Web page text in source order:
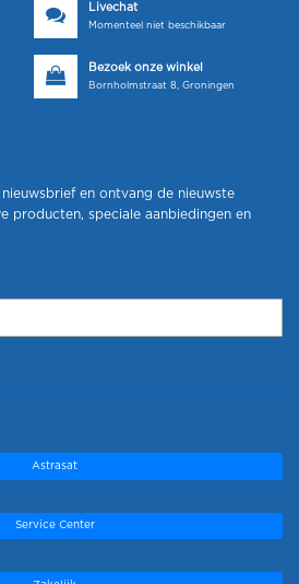
Livechat
Momenteel niet beschikbaar
Bezoek onze winkel
Bornholmstraat 8, Groningen
en ontvang de nieuwste
producten, speciale aanbiedingen en
Astrasat
Service Center